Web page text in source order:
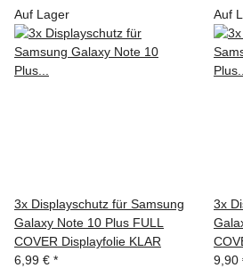
Auf Lager
3x Displayschutz für Samsung
Galaxy Note 10 Plus FULL
COVER Displayfolie KLAR
6,99 € *
Auf
3x
9,90